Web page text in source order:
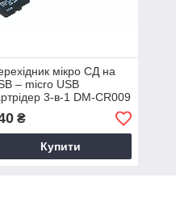
мікро СД на
– micro USB
3-в-1 DM-CR009
₴
Купити